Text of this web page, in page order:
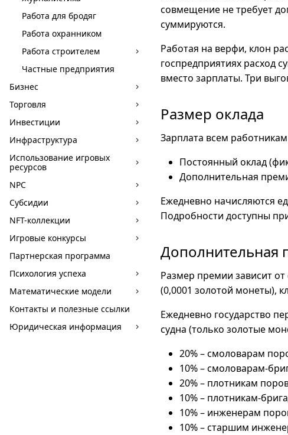
Работа для бродяг
Работа охранником
Работа строителем
Частные предприятия
Бизнес
Торговля
Инвестиции
Инфраструктура
Использование игровых
ресурсов
NPC
Субсидии
NFT-коллекции
Игровые конкурсы
Партнерская программа
Психология успеха
Математические модели
Контакты и полезные ссылки
Юридическая информация
совмещение не требует
суммируются.
Работая на верфи, клон
госпредприятиях расход
вместо зарплаты. Три
Размер оклада
Зарплата всем
Постоянный оклад
Дополнительная
Ежедневно начисляются
Подробности доступны
Дополнительная
Размер премии зависит
(0,0001 золотой монеты),
Ежедневно государство
судна (только золотые
20% – смоловарам
10% – смоловарам-
20% – плотникам
10% – плотникам-
10% – инженерам
10% – старшим